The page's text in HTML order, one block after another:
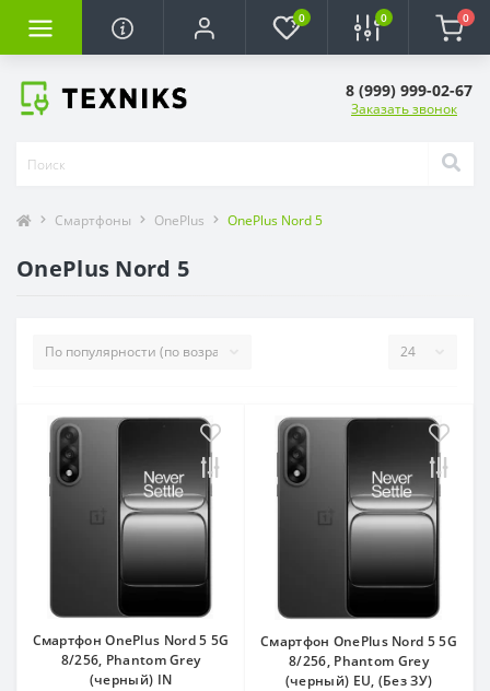
0 0 0
8 (999) 999-02-67
Заказать звонок
Смартфоны OnePlus OnePlus Nord 5
OnePlus Nord 5
Смартфон OnePlus Nord 5 5G
8/256, Phantom Grey
(черный) IN
Смартфон OnePlus Nord 5 5G
8/256, Phantom Grey
(черный) EU, (Без ЗУ)